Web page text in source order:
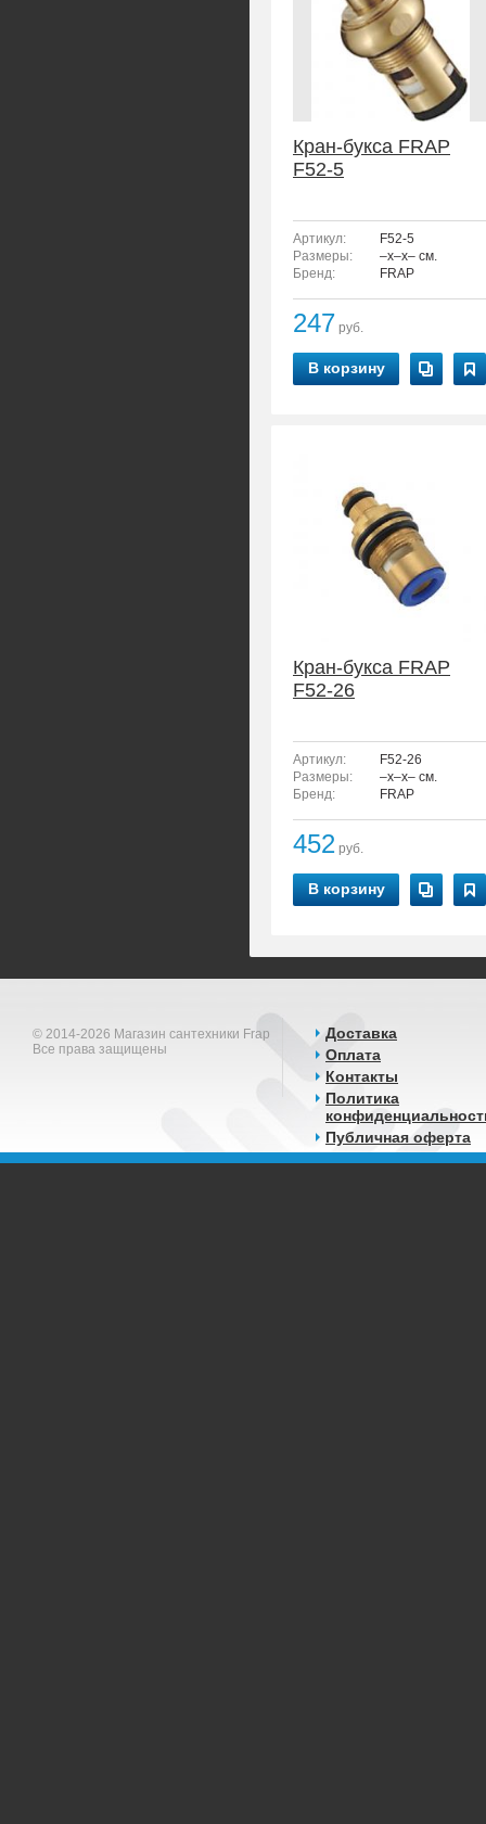
Кран-букса FRAP
F52-5
Артикул:
F52-5
Размеры:
–x–x– см.
Бренд:
FRAP
247 руб.
В корзину
Кран-букса FRAP
F52-26
Артикул:
F52-26
Размеры:
–x–x– см.
Бренд:
FRAP
452 руб.
В корзину
© 2014-2026 Магазин сантехники Frap
Все права защищены
Доставка
Оплата
Контакты
Политика
Публичная оферта